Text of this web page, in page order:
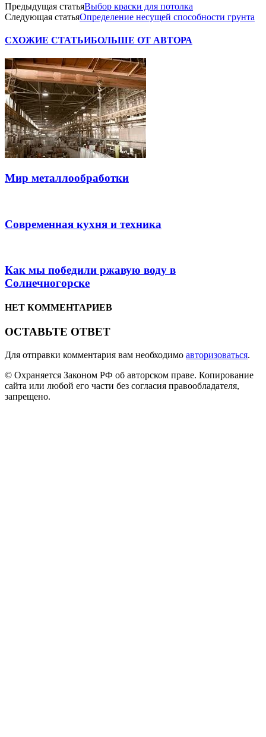
Предыдущая статьяВыбор краски для потолка
Следующая статьяОпределение несущей способности грунта
СХОЖИЕ СТАТЬИБОЛЬШЕ ОТ АВТОРА
Мир металлообработки
Современная кухня и техника
Как мы победили ржавую воду в
Солнечногорске
НЕТ КОММЕНТАРИЕВ
ОСТАВЬТЕ ОТВЕТ
Для отправки комментария вам необходимо авторизоваться.
© Охраняется Законом РФ об авторском праве. Копирование
сайта или любой его части без согласия правообладателя,
запрещено.